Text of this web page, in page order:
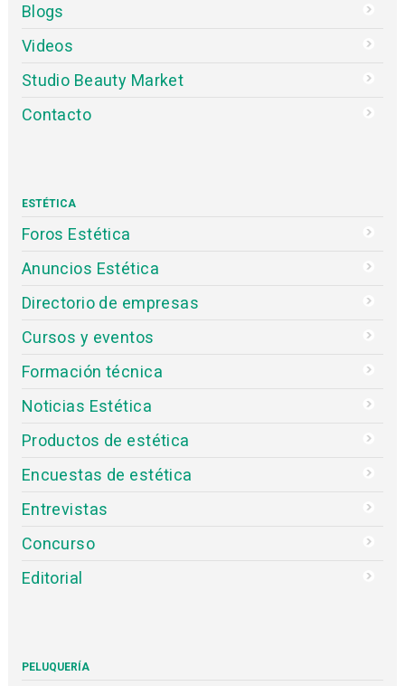
Blogs
Videos
Studio Beauty Market
Contacto
ESTÉTICA
Foros Estética
Anuncios Estética
Directorio de empresas
Cursos y eventos
Formación técnica
Noticias Estética
Productos de estética
Encuestas de estética
Entrevistas
Concurso
Editorial
PELUQUERÍA